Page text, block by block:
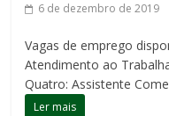
6 de dezembro de 2019
Vagas de emprego
Atendimento ao
Quatro: Assistente
Ler mais